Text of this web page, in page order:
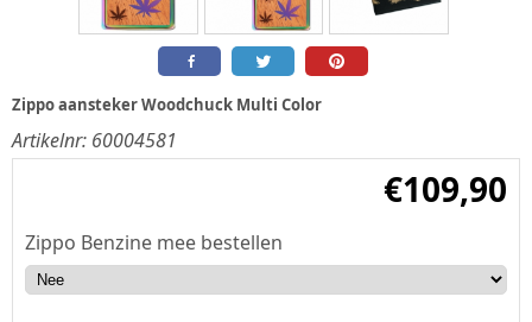
Zippo aansteker Woodchuck Multi Color
Artikelnr: 60004581
€109,90
Zippo Benzine mee bestellen